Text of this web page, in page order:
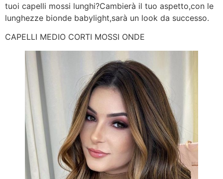
tuoi capelli mossi lunghi?Cambierà il tuo aspetto,con le
lunghezze bionde babylight,sarà un look da successo.
CAPELLI MEDIO CORTI MOSSI ONDE